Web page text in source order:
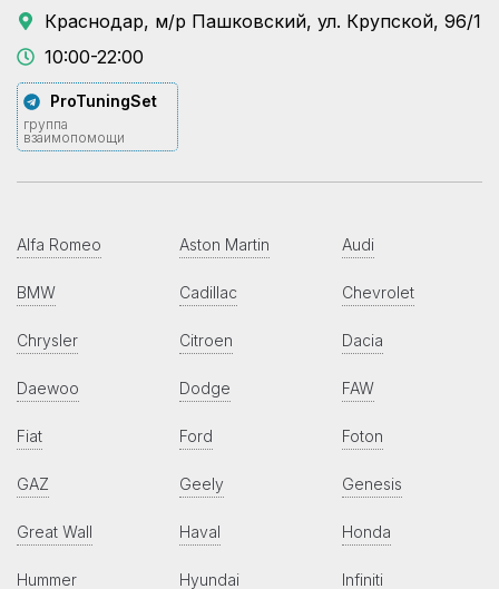
Краснодар, м/р Пашковский, ул. Крупской, 96/1
10:00-22:00
ProTuningSet
группа
взаимопомощи
Alfa Romeo Aston Martin Audi
BMW Cadillac Chevrolet
Chrysler Citroen Dacia
Daewoo Dodge FAW
Fiat Ford Foton
GAZ Geely Genesis
Great Wall Haval Honda
Hummer Hyundai Infiniti